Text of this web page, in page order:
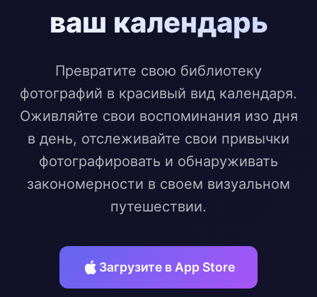
ваш календарь
Превратите свою библиотеку
фотографий в красивый вид календаря.
Оживляйте свои воспоминания изо дня
в день, отслеживайте свои привычки
фотографировать и обнаруживать
закономерности в своем визуальном
путешествии.
Загрузите в App Store